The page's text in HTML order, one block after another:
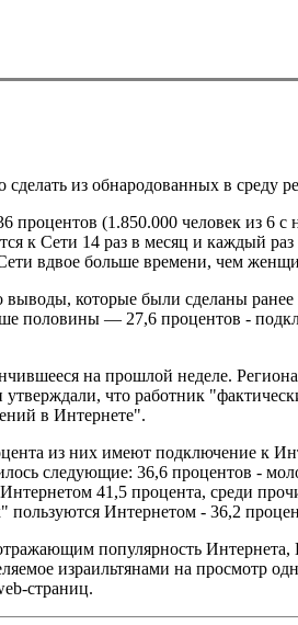
из обнародованных в среду
процентов (1.850.000 человек из
к Сети 14 раз в месяц и каждый
вдвое больше времени, чем
которые были сделаны
половины — 27,6 процентов -
на прошлой неделе.
что работник
в Интернете".
из них имеют подключение к
следующие: 36,6 процентов -
41,5 процента, среди
Интернетом - 36,2
популярность
израильтянами на просмотр
страниц.